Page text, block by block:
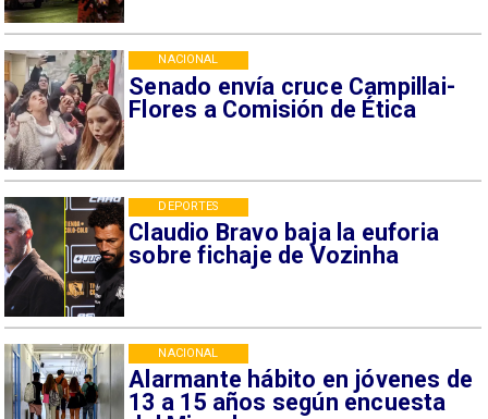
Senado envía cruce Campillai-
Flores a Comisión de Ética
NACIONAL
Claudio Bravo baja la euforia
sobre fichaje de Vozinha
DEPORTES
Alarmante hábito en jóvenes de
13 a 15 años según encuesta
NACIONAL